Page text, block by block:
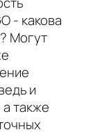
- какова
Могут
и
также